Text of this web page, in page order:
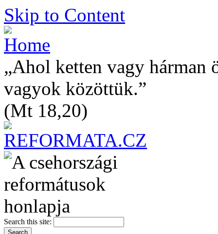
Skip to Content
„Ahol ketten vagy hárman
vagyok közöttük.”
(Mt 18,20)
Search this site: